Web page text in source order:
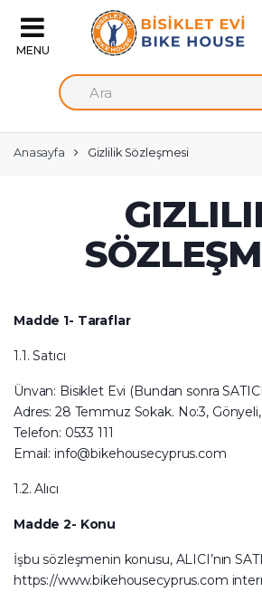
Skip to navigation
S
e
r
c
Anasayfa Gizlilik Sözleşmesi
Madde 1- Taraflar
1.1. Satıcı
Ünvan: Bisiklet Evi (Bundan sonra SATICI
Adres: 28 Temmuz Sokak. No:3,
Telefon: 0533 111
Email: info@bikehousecyprus.com
1.2. Alıcı
Madde 2- Konu
İşbu sözleşmenin konusu, ALICI’nın
https://www.bikehousecyprus.com